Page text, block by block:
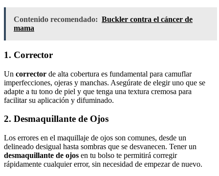
Contenido recomendado: Buckler contra el cáncer de
mama
1. Corrector
Un corrector de alta cobertura es fundamental para camuflar
imperfecciones, ojeras y manchas. Asegúrate de elegir uno que se
adapte a tu tono de piel y que tenga una textura cremosa para
facilitar su aplicación y difuminado.
2. Desmaquillante de Ojos
Los errores en el maquillaje de ojos son comunes, desde un
delineado desigual hasta sombras que se desvanecen. Tener un
desmaquillante de ojos en tu bolso te permitirá corregir
rápidamente cualquier error, sin necesidad de empezar de nuevo.